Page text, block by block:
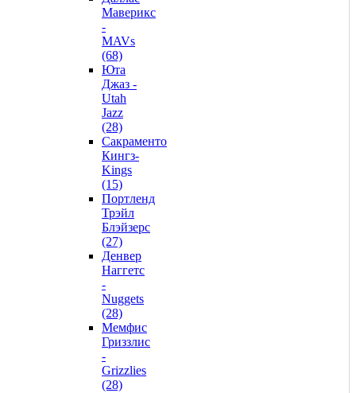
Маверикс
-
MAVs
(68)
Юта
Джаз -
Utah
Jazz
(28)
Сакраменто
Кингз-
Kings
(15)
Портленд
Трэйл
Блэйзерс
(27)
Денвер
Наггетс
-
Nuggets
(28)
Мемфис
Гриззлис
-
Grizzlies
(28)